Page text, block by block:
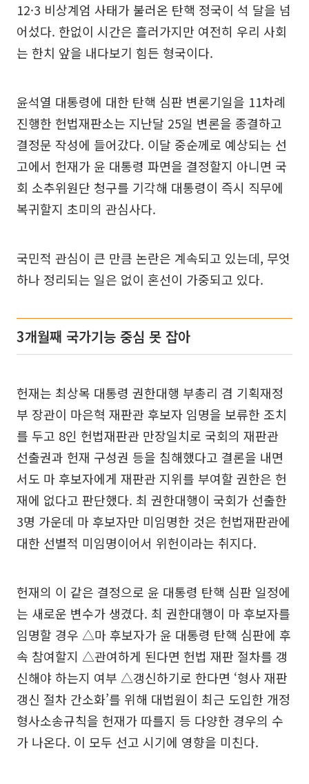
12·3 비상계엄 사태가 불러온 탄핵 정국이 석 달을 넘
어섰다. 한없이 시간은 흘러가지만 여전히 우리 사회
는 한치 앞을 내다보기 힘든 형국이다.
윤석열 대통령에 대한 탄핵 심판 변론기일을 11차례
진행한 헌법재판소는 지난달 25일 변론을 종결하고
결정문 작성에 들어갔다. 이달 중순께로 예상되는 선
고에서 헌재가 윤 대통령 파면을 결정할지 아니면 국
회 소추위원단 청구를 기각해 대통령이 즉시 직무에
복귀할지 초미의 관심사다.
국민적 관심이 큰 만큼 논란은 계속되고 있는데, 무엇
하나 정리되는 일은 없이 혼선이 가중되고 있다.
3개월째 국가기능 중심 못 잡아
헌재는 최상목 대통령 권한대행 부총리 겸 기획재정
부 장관이 마은혁 재판관 후보자 임명을 보류한 조치
를 두고 8인 헌법재판관 만장일치로 국회의 재판관
선출권과 헌재 구성권 등을 침해했다고 결론을 내면
서도 마 후보자에게 재판관 지위를 부여할 권한은 헌
재에 없다고 판단했다. 최 권한대행이 국회가 선출한
3명 가운데 마 후보자만 미임명한 것은 헌법재판관에
대한 선별적 미임명이어서 위헌이라는 취지다.
헌재의 이 같은 결정으로 윤 대통령 탄핵 심판 일정에
는 새로운 변수가 생겼다. 최 권한대행이 마 후보자를
임명할 경우 △마 후보자가 윤 대통령 탄핵 심판에 후
속 참여할지 △관여하게 된다면 헌법 재판 절차를 갱
신해야 하는지 여부 △갱신하기로 한다면 ‘형사 재판
갱신 절차 간소화’를 위해 대법원이 최근 도입한 개정
형사소송규칙을 헌재가 따를지 등 다양한 경우의 수
가 나온다. 이 모두 선고 시기에 영향을 미친다.